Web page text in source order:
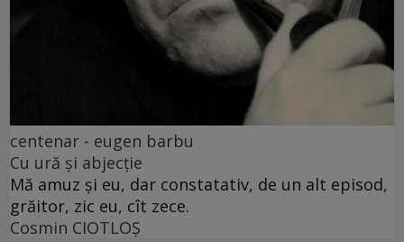
centenar - eugen barbu
Cu ură și abjecție
Mă amuz și eu, dar constatativ, de un alt episod,
grăitor, zic eu, cît zece.
Cosmin CIOTLOŞ